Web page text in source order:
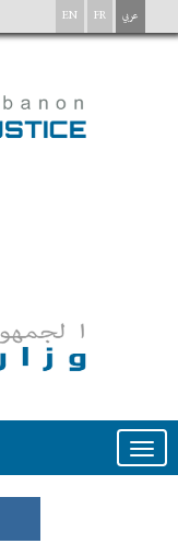
EN FR عربي
Toggle